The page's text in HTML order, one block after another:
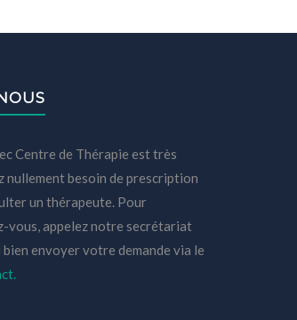
Centre de Thérapie est très
nullement besoin de prescription
un thérapeute. Pour
vous, appelez notre secrétariat
bien envoyer votre demande via le